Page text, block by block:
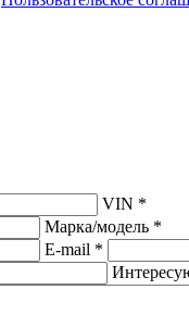
VIN *
Марка/модель *
E-mail *